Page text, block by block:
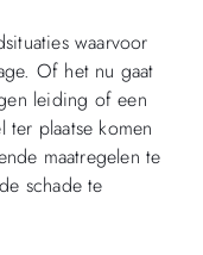
waarvoor
Of het nu gaat
leiding of een
plaatse komen
maatregelen te
schade te